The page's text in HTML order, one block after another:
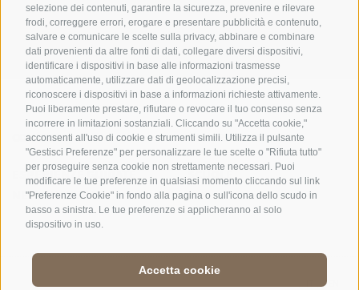
selezione dei contenuti, garantire la sicurezza, prevenire e rilevare
frodi, correggere errori, erogare e presentare pubblicità e contenuto,
salvare e comunicare le scelte sulla privacy, abbinare e combinare
dati provenienti da altre fonti di dati, collegare diversi dispositivi,
identificare i dispositivi in base alle informazioni trasmesse
automaticamente, utilizzare dati di geolocalizzazione precisi,
riconoscere i dispositivi in base a informazioni richieste attivamente.
Puoi liberamente prestare, rifiutare o revocare il tuo consenso senza
incorrere in limitazioni sostanziali. Cliccando su "Accetta cookie,"
acconsenti all'uso di cookie e strumenti simili. Utilizza il pulsante
"Gestisci Preferenze" per personalizzare le tue scelte o "Rifiuta tutto"
per proseguire senza cookie non strettamente necessari. Puoi
modificare le tue preferenze in qualsiasi momento cliccando sul link
"Preferenze Cookie" in fondo alla pagina o sull'icona dello scudo in
basso a sinistra. Le tue preferenze si applicheranno al solo
dispositivo in uso.
Accetta cookie
SOCIAL MEDIA POLICY | CREDITS | MAPPA DEL SITO | COOKIE POLICY | PRIVACY
Preferenze Cookies
CONTATTI CENTRI VISITATORI
ESPERIENZE GUIDATE
NELLA NATURA
SCUOLE